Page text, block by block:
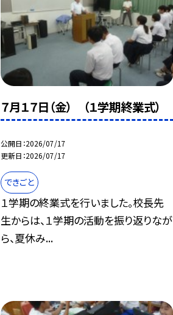
７月１７日（金） （１学期終業式）
公開日 2026/07/17
更新日 2026/07/17
できごと
１学期の終業式を行いました。校長先
生からは、１学期の活動を振り返りなが
ら、夏休み...